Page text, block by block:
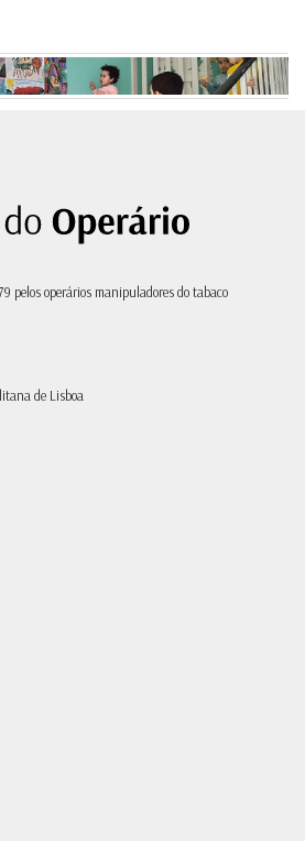
pelos operários manipuladores do tabaco
de Lisboa